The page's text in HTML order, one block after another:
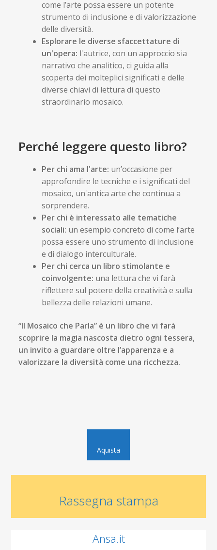
come l’arte possa essere un potente
strumento di inclusione e di valorizzazione
delle diversità.
Esplorare le diverse sfaccettature di
un'opera: l'autrice, con un approccio sia
narrativo che analitico, ci guida alla
scoperta dei molteplici significati e delle
diverse chiavi di lettura di questo
straordinario mosaico.
Perché leggere questo libro?
Per chi ama l'arte: un’occasione per
approfondire le tecniche e i significati del
mosaico, un'antica arte che continua a
sorprendere.
Per chi è interessato alle tematiche
sociali: un esempio concreto di come l’arte
possa essere uno strumento di inclusione
e di dialogo interculturale.
Per chi cerca un libro stimolante e
coinvolgente: una lettura che vi farà
riflettere sul potere della creatività e sulla
bellezza delle relazioni umane.
“Il Mosaico che Parla” è un libro che vi farà
scoprire la magia nascosta dietro ogni tessera,
un invito a guardare oltre l’apparenza e a
valorizzare la diversità come una ricchezza.
Aquista
Rassegna stampa
Ansa.it